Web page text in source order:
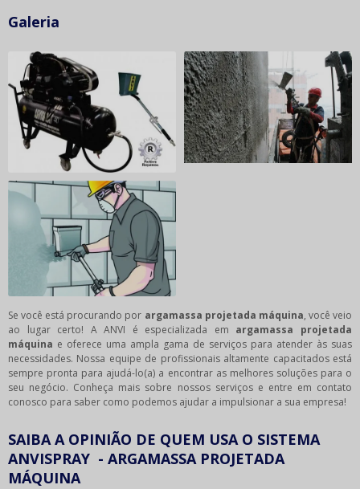
Galeria
Se você está procurando por argamassa projetada máquina, você veio
ao lugar certo! A ANVI é especializada em argamassa projetada
máquina e oferece uma ampla gama de serviços para atender às suas
necessidades. Nossa equipe de profissionais altamente capacitados está
sempre pronta para ajudá-lo(a) a encontrar as melhores soluções para o
seu negócio. Conheça mais sobre nossos serviços e entre em contato
conosco para saber como podemos ajudar a impulsionar a sua empresa!
SAIBA A OPINIÃO DE QUEM USA O SISTEMA
ANVISPRAY - ARGAMASSA PROJETADA
MÁQUINA